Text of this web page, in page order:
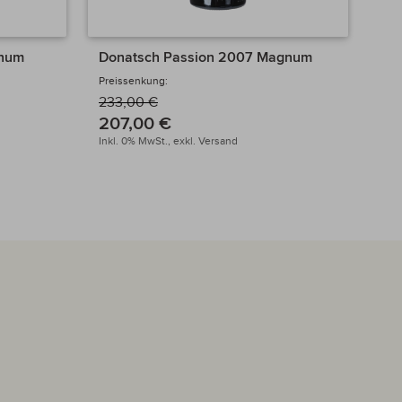
Donatsch Passion 2007 Magnum
Preissenkung:
233,00 €
207,00 €
Inkl. 0% MwSt., exkl. Versand